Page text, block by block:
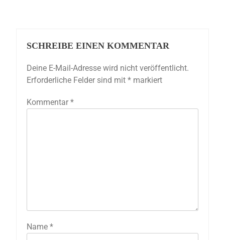
SCHREIBE EINEN KOMMENTAR
Deine E-Mail-Adresse wird nicht veröffentlicht.
Erforderliche Felder sind mit * markiert
Kommentar *
Name *